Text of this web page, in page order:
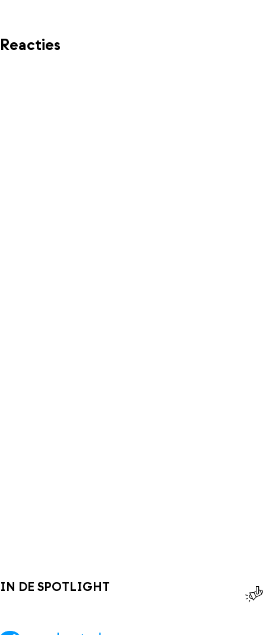
Reacties
IN DE SPOTLIGHT